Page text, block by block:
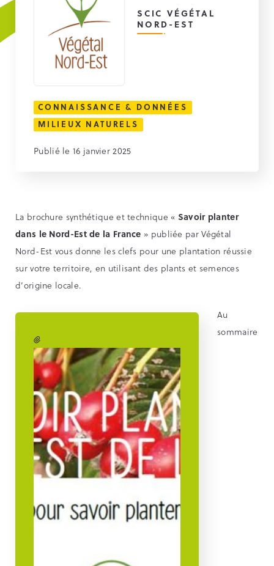
SCIC VÉGÉTAL
NORD-EST
CONNAISSANCE & DONNÉES
MILIEUX NATURELS
Publié le 16 janvier 2025
La brochure synthétique et technique « Savoir planter
dans le Nord-Est de la France » publiée par Végétal
Nord-Est vous donne les clefs pour une plantation réussie
sur votre territoire, en utilisant des plants et semences
d’origine locale.
Au
sommaire